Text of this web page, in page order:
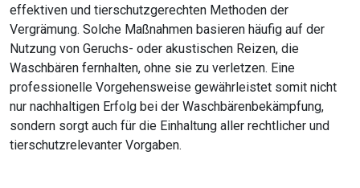
effektiven und tierschutzgerechten Methoden der
Vergrämung. Solche Maßnahmen basieren häufig auf der
Nutzung von Geruchs- oder akustischen Reizen, die
Waschbären fernhalten, ohne sie zu verletzen. Eine
professionelle Vorgehensweise gewährleistet somit nicht
nur nachhaltigen Erfolg bei der Waschbärenbekämpfung,
sondern sorgt auch für die Einhaltung aller rechtlicher und
tierschutzrelevanter Vorgaben.